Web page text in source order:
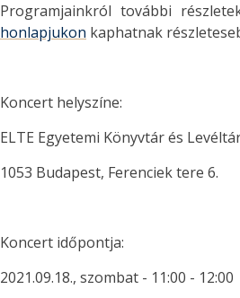
Programjainkról további
honlapjukon kaphatnak
Koncert helyszíne:
ELTE Egyetemi Könyvtár és
1053 Budapest, Ferenciek tere 6.
Koncert időpontja:
2021.09.18., szombat - 11:00 - 12:00